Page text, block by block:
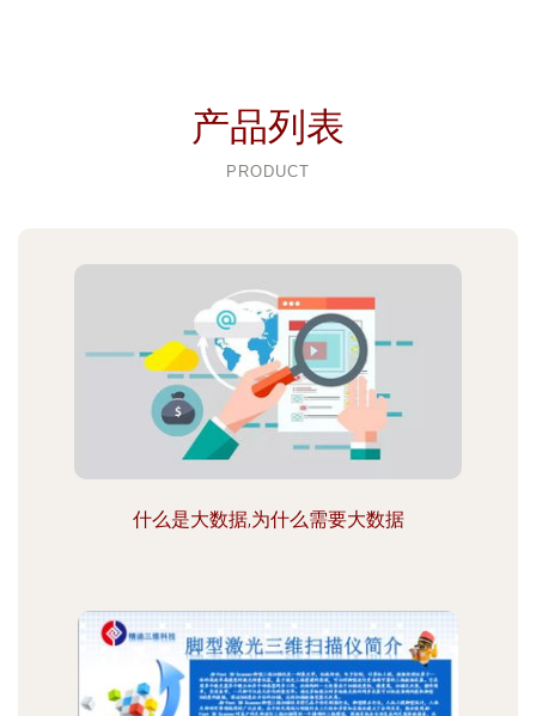
产品列表
PRODUCT
什么是大数据,为什么需要大数据